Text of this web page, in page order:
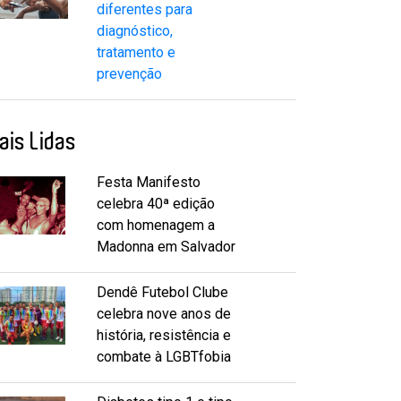
diferentes para
diagnóstico,
tratamento e
prevenção
Lidas
Festa Manifesto
celebra 40ª edição
com homenagem a
Madonna em Salvador
Dendê Futebol Clube
celebra nove anos de
história, resistência e
combate à LGBTfobia